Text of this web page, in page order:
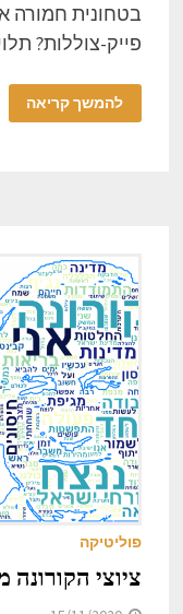
בטחונית חמורה
פייק-צוללות?
להמשך קריאה
פוליטיקה
ציוצי